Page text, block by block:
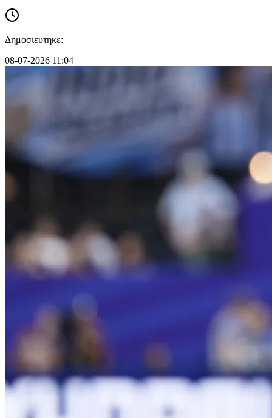
Δημοσιευτηκε:
08-07-2026 11:04